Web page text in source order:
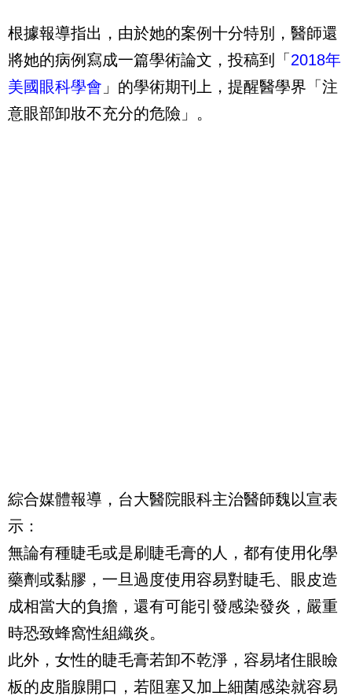
根據報導指出，由於她的案例十分特別，醫師還
將她的病例寫成一篇學術論文，投稿到「 2018年
美國眼科學會 」的學術期刊上，提醒醫學界「注
意眼部卸妝不充分的危險」。
綜合媒體報導，台大醫院眼科主治醫師魏以宣表
示：
無論有種睫毛或是刷睫毛膏的人，都有使用化學
藥劑或黏膠，一旦過度使用容易對睫毛、眼皮造
成相當大的負擔，還有可能引發感染發炎，嚴重
時恐致蜂窩性組織炎。
此外，女性的睫毛膏若卸不乾淨，容易堵住眼瞼
板的皮脂腺開口，若阻塞又加上細菌感染就容易